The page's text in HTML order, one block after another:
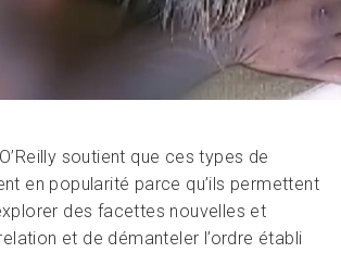
soutient que ces types de
en popularité parce qu’ils permettent
des facettes nouvelles et
et de démanteler l’ordre établi